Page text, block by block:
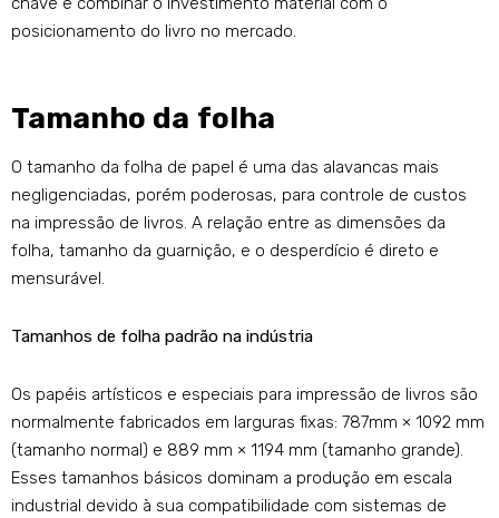
posicionamento do livro no mercado.
Tamanho da folha
O tamanho da folha de papel é uma das alavancas mais
negligenciadas, porém poderosas, para controle de custos
na impressão de livros. A relação entre as dimensões da
folha, tamanho da guarnição, e o desperdício é direto e
mensurável.
Tamanhos de folha padrão na indústria
Os papéis artísticos e especiais para impressão de livros são
normalmente fabricados em larguras fixas: 787mm × 1092 mm
(tamanho normal) e 889 mm × 1194 mm (tamanho grande).
Esses tamanhos básicos dominam a produção em escala
industrial devido à sua compatibilidade com sistemas de